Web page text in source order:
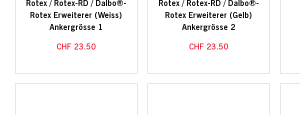
Rotex / Rotex-RD / Dalbo®-
Rotex Erweiterer (Weiss)
Ankergrösse 1
CHF 23.50
Rotex / Rotex-RD / Dalbo®-
Rotex Erweiterer (Gelb)
Ankergrösse 2
CHF 23.50